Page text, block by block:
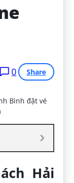
0 Share
Hải